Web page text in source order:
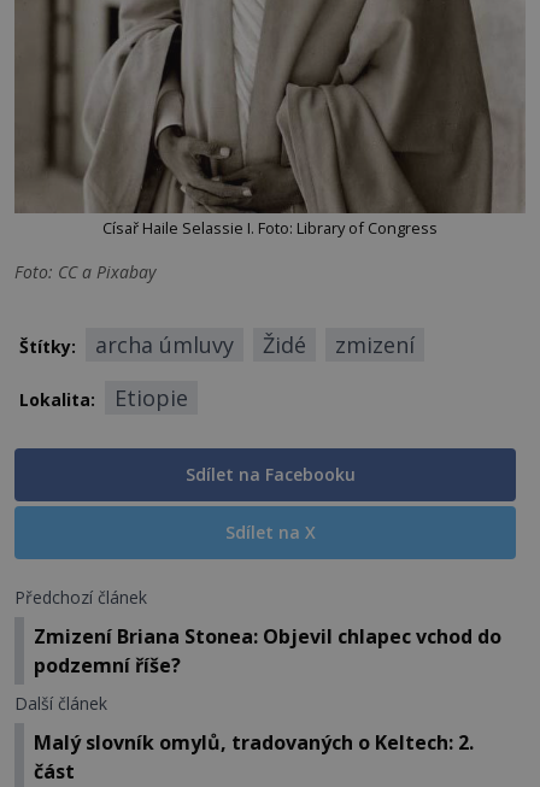
Císař Haile Selassie I. Foto: Library of Congress
Foto: CC a Pixabay
Štítky: archa úmluvy Židé zmizení
Lokalita: Etiopie
Sdílet na Facebooku
Sdílet na X
Předchozí článek
Zmizení Briana Stonea: Objevil chlapec vchod do
podzemní říše?
Další článek
Malý slovník omylů, tradovaných o Keltech: 2.
část